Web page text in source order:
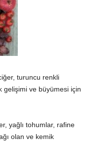
turuncu renkli
gelişimi ve büyümesi için
yağlı tohumlar, rafine
olan ve kemik